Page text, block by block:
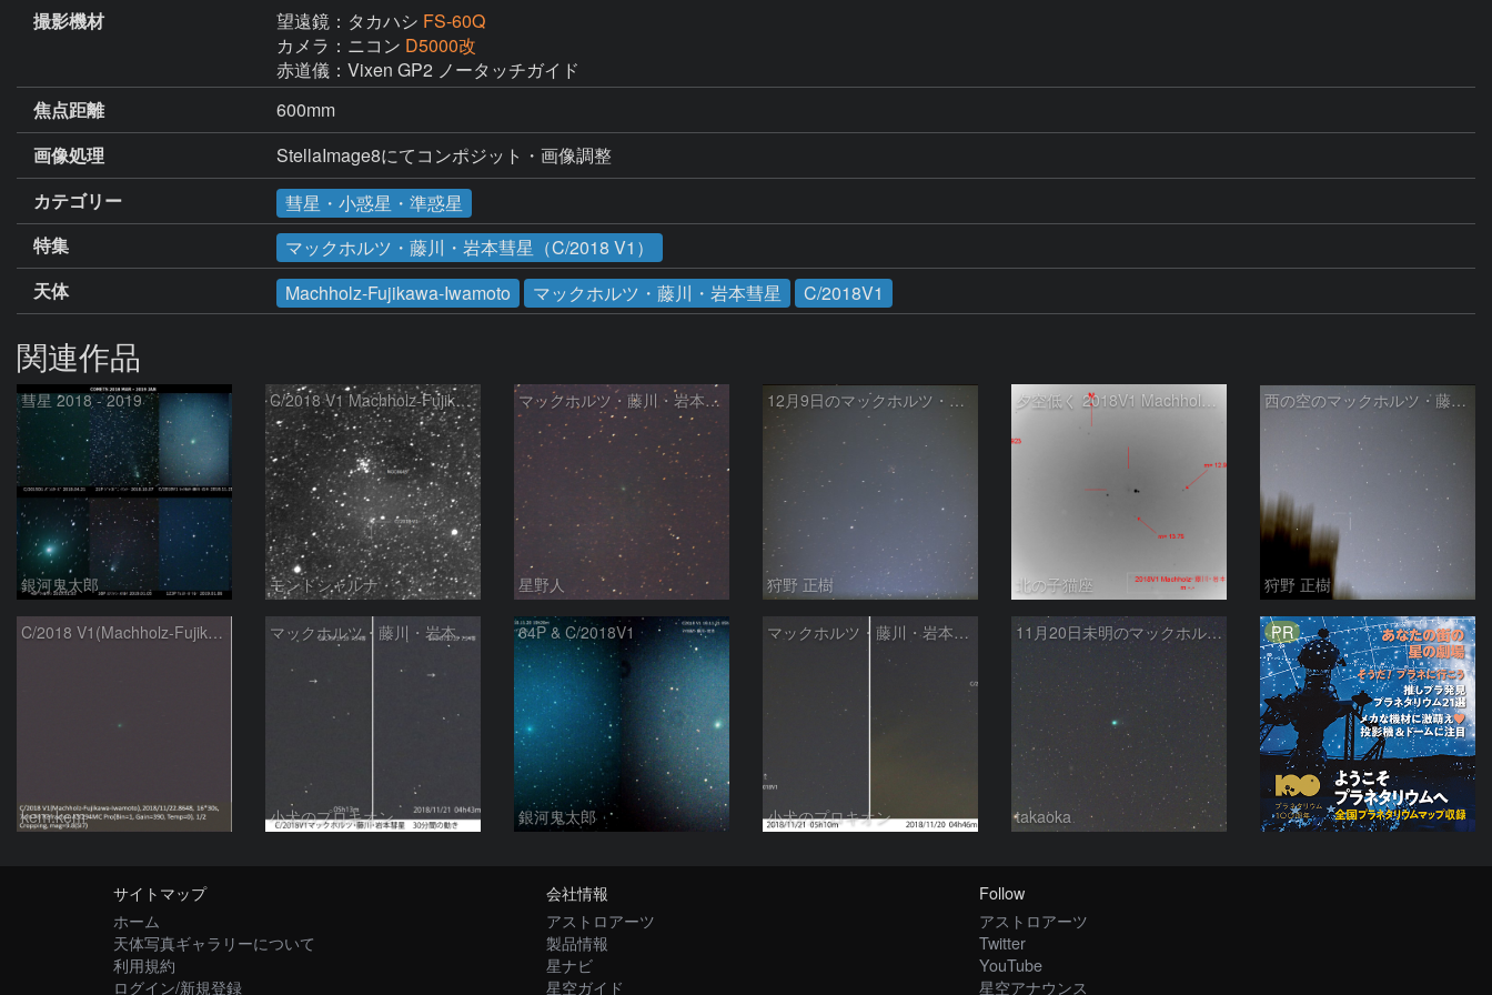
撮影機材 望遠鏡：タカハシ FS-60Q
カメラ：ニコン D5000改
赤道儀：Vixen GP2 ノータッチガイド
焦点距離
600mm
画像処理
StellaImage8にてコンポジット・画像調整
カテゴリー
彗星・小惑星・準惑星
特集
マックホルツ・藤川・岩本彗星（C/2018 V1）
天体
Machholz-Fujikawa-Iwamoto マックホルツ・藤川・岩本彗星 C/2018V1
関連作品
彗星 2018 - 2019
銀河鬼太郎
C/2018 V1 Machholz-Fujikawa-Iwamoto and NGC6649
モンドシャルナ
マックホルツ・藤川・岩本彗星
星野人
12月9日のマックホルツ・藤川・岩本彗星 (C/2018 V1)
狩野 正樹
夕空低く 2018V1 Machholz・藤川・岩本彗星
北の子猫座
西の空のマックホルツ・藤川・岩本彗星 (C/2018 V1)
狩野 正樹
C/2018 V1(Machholz-Fujikawa-Iwamoto)
kem.kem
マックホルツ・藤川・岩本彗星、30分間の動き
小犬のプロキオン
64P & C/2018V1
銀河鬼太郎
マックホルツ・藤川・岩本彗星、1日の動き
小犬のプロキオン
11月20日未明のマックホルツ・藤川・岩本彗星
takaoka
PR
サイトマップ
ホーム
天体写真ギャラリーについて
利用規約
ログイン/新規登録
会社情報
アストロアーツ
製品情報
星ナビ
星空ガイド
Follow
アストロアーツ
Twitter
YouTube
星空アナウンス